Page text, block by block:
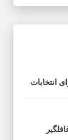
انتخابات